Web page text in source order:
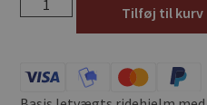
Tilføj til kurv